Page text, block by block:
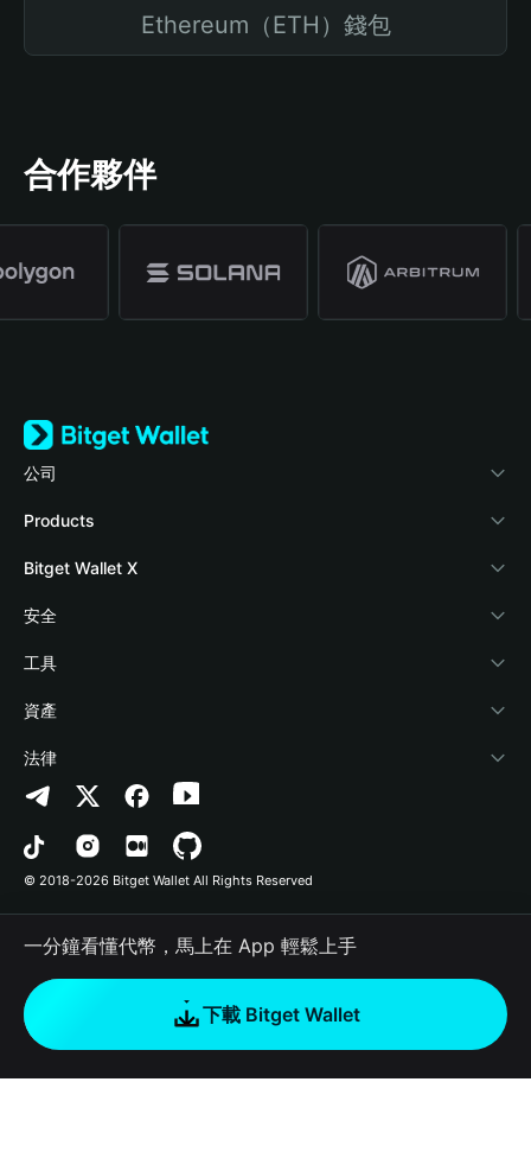
Ethereum（ETH）錢包
合作夥伴
公司
關於 Bitget Wallet
部落格
學院
加密資訊
幫助中心
‌聯繫我們
品牌資源
工作機會
Products
Crypto Card
Stablecoin Earn
Payfi Crypto
Crypto Swap API
Altcoin Season Index
Prediction Markets
DApp
RWA
如何購買加密貨幣
Bitget Wallet X
開發者文件
連接錢包
Bitget Wallet Pay
合作上架
安全
風險保障基金
安全防護技術
工具
快捷買幣
授權檢測
合約檢測
批次轉帳
資產
Arbitrum
Avalanche
Bitcoin
Polygon
法律
隱私協議
用戶使用協議
© 2018-2026 Bitget Wallet All Rights Reserved
一分鐘看懂代幣，馬上在 App 輕鬆上手
下載 Bitget Wallet